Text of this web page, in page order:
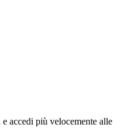
accedi più velocemente alle